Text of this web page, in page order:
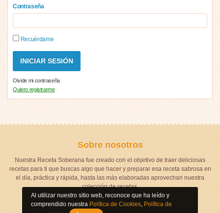
Contraseña
Recuérdame
Olvide mi contraseña
Quiero registrarme
Sobre nosotros
Nuestra Receta Soberana fue creado con el objetivo de traer deliciosas
recetas para ti que buscas algo que hacer y preparar esa receta sabrosa en
el día, práctica y rápida, hasta las más elaboradas aprovechan nuestra
colección de recetas.
Al utilizar nuestro sitio web, reconoce que ha leído y
comprendido nuestra Política de Cookies, Política de